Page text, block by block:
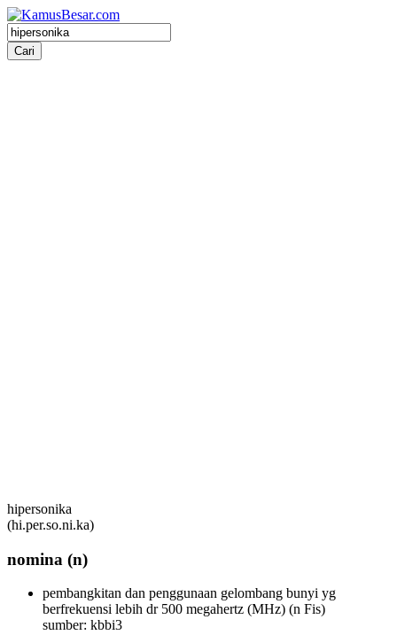
hipersonika
(hi.per.so.ni.ka)
nomina (n)
pembangkitan dan penggunaan gelombang bunyi yg
berfrekuensi lebih dr 500 megahertz (MHz) (n Fis)
sumber: kbbi3